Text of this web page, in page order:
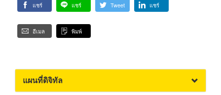
แชร์ แชร์ Tweet แชร์
อีเมล พิมพ์
แผนที่ดิจิทัล